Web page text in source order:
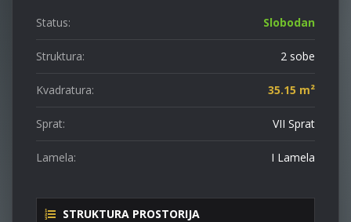
Status: Slobodan
Struktura: 2 sobe
Kvadratura: 35.15 m²
Sprat: VII Sprat
Lamela: I Lamela
STRUKTURA PROSTORIJA